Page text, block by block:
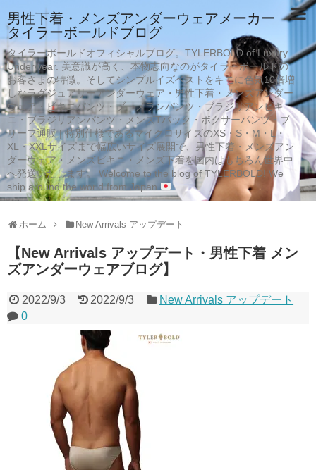
男性下着・メンズアンダーウェアメーカー
タイラーボールドブログ
タイラーボールドオフィシャルブログ。TYLERBOLD of Luxury
Underwear. 美意識が高く、本物志向なのがタイラーボールドの
お客さまの特徴。そしてシンプルイズベストをキモに色気10倍増
しなラグジュアリーアンダーウェア・男性下着・メンズアンダー
ウェア・ビキニパンツ・ブーメランパンツ・ブラジリアンビキ
ニ・ブラジリアンパンツ・メンズTバック・ボクサーパンツ・ブ
リーフ通販 | 特別仕様であるマイクロサイズのXS・S・M・L・
XL・XXLサイズまで幅広いサイズ展開で、男性下着・メンズアン
ダーウェア・メンズビキニ・メンズ下着を国内はもちろん世界中
へ発送いたします。 Welcome to the blog of TYLERBOLD! We
ship around the world from Japan
ホーム New Arrivals アップデート
【New Arrivals アップデート・男性下着 メン
ズアンダーウェアブログ】
2022/9/3 2022/9/3
New Arrivals アップデート
0